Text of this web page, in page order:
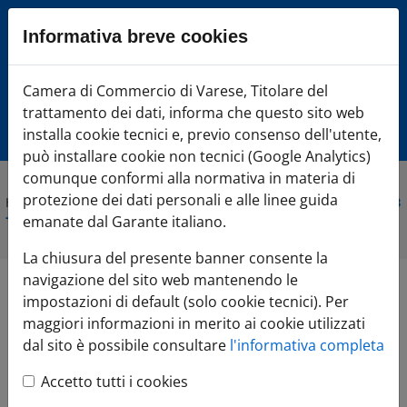
Sezione salto blocchi
Vai alla sezione dedicata alle informazioni correlate
Vai al footer
Camera di Commercio Varese
Home»Comunicazione»Agenda Eventi» InBuyer - Incontri B2B
- settore Fashion & Accessories
InBuyer - Incontri
B2B - settore Fashion
& Accessories
Informativa breve cookies
Camera di Commercio di Varese, Titolare del
trattamento dei dati, informa che questo sito web
installa cookie tecnici e, previo consenso dell'utente,
può installare cookie non tecnici (Google Analytics)
comunque conformi alla normativa in materia di
protezione dei dati personali e alle linee guida
emanate dal Garante italiano.
La chiusura del presente banner consente la
navigazione del sito web mantenendo le
impostazioni di default (solo cookie tecnici). Per
maggiori informazioni in merito ai cookie utilizzati
dal sito è possibile consultare l'informativa completa
Accetto tutti i cookies